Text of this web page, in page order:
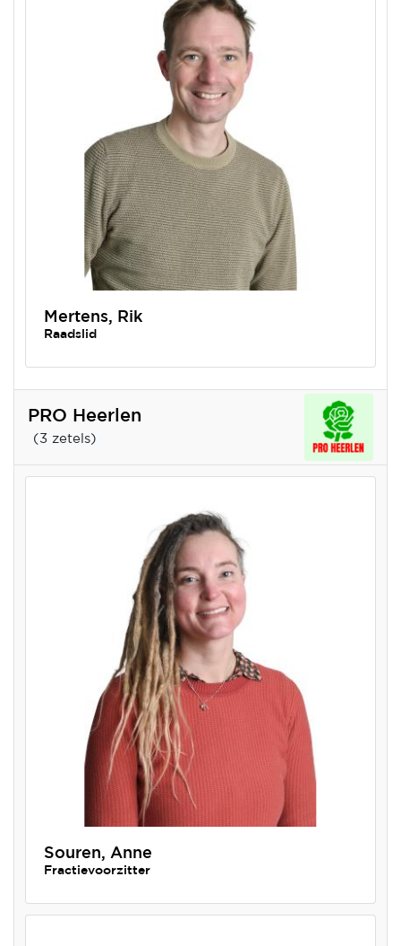
Mertens, Rik
Raadslid
PRO Heerlen
(3 zetels)
Souren, Anne
Fractievoorzitter